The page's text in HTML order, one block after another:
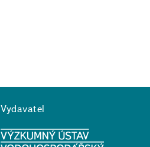
Vydavatel